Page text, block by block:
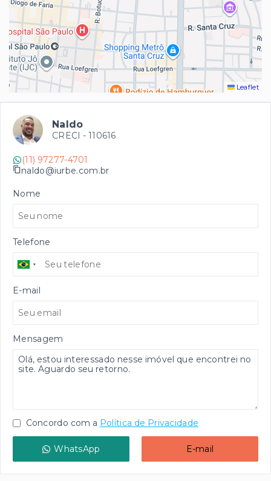
Leaflet
Naldo
CRECI - 110616
(11) 97277-4701
naldo@iurbe.com.br
Nome
Telefone
E-mail
Mensagem
Concordo com a Política de Privacidade
WhatsApp E-mail